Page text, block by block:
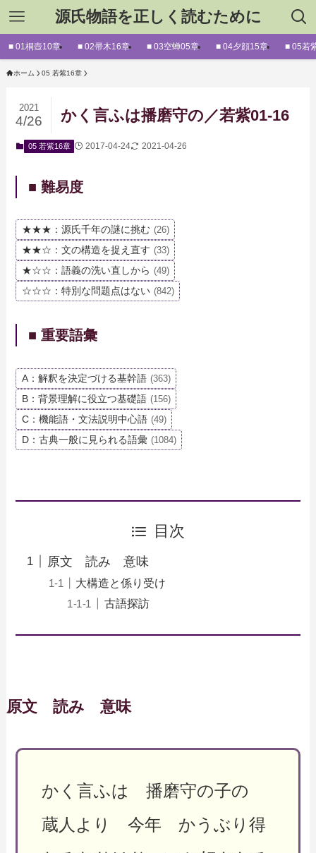
源氏物語を正しく読むために
■ 01桐壺10章 ■ 02帚木16章 ■ 03空蝉05章 ■ 04夕顔15章 ■ 05若
ホーム 05 若紫16章
かく言ふは播磨守の／若紫01-16
2021
4/26
05 若紫16章 2017-04-24 2021-04-26
■ 難易度
★★★：源氏千年の謎に挑む (26)
★★☆：文の構造を捉え直す (33)
★☆☆：語義の洗い直しから (49)
☆☆☆：特別な問題点はない (842)
■ 重要語彙
A：解釈を決定づける基幹語 (363)
B：背景理解に役立つ基礎語 (156)
C：機能語・文法説明中心語 (49)
D：古典一般に見られる語彙 (1084)
目次
原文 読み 意味
大構造と係り受け
古語探訪
原文 読み 意味
かく言ふは 播磨守の子の
蔵人より 今年 かうぶり得